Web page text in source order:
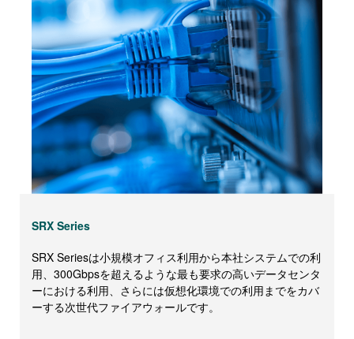
SRX Series
SRX Seriesは小規模オフィス利用から本社システムでの利
用、300Gbpsを超えるような最も要求の高いデータセンタ
ーにおける利用、さらには仮想化環境での利用までをカバ
ーする次世代ファイアウォールです。